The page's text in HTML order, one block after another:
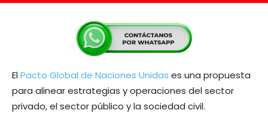
ElPacto Global de Naciones Unidas es una propuesta
para alinear estrategias y operaciones del sector
privado, el sector público y la sociedad civil.